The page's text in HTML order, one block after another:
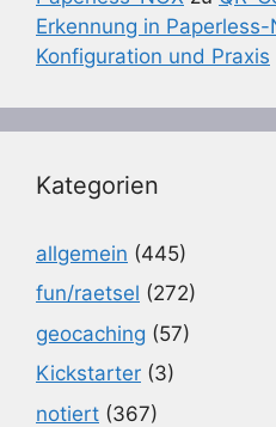
Erkennung in Paperless-
Konfiguration und Praxis
Kategorien
allgemein (445)
fun/raetsel (272)
geocaching (57)
Kickstarter (3)
notiert (367)